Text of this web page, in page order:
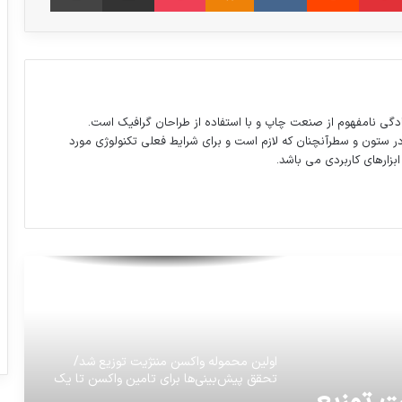
نامفهوم از صنعت چاپ و با استفاده از طراحان گرافیک است.
ستون و سطرآنچنان که لازم است و برای شرایط فعلی تکنولوژی مورد
کاربردی می باشد.
ممنوعیت حضور بهروز وثوقی را در سینمای
واکنش وزير بهداشت به کليپ کارشناس
سیمای یزد
بارش باران در ۵ استان